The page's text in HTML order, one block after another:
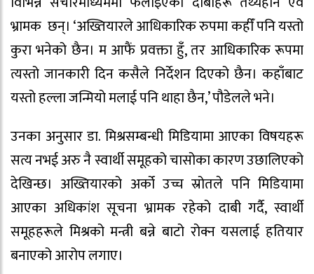
भ्रामक छन्। ‘अख्तियारले आधिकारिक रुपमा कहीँ पनि यस्तो
कुरा भनेको छैन। म आफैं प्रवक्ता हुँ, तर आधिकारिक रूपमा
त्यस्तो जानकारी दिन कसैले निर्देशन दिएको छैन। कहाँबाट
यस्तो हल्ला जन्मियो मलाई पनि थाहा छैन,’ पौडेलले भने।
उनका अनुसार डा. मिश्रसम्बन्धी मिडियामा आएका विषयहरू
सत्य नभई अरु नै स्वार्थी समूहको चासोका कारण उछालिएको
देखिन्छ। अख्तियारको अर्को उच्च स्रोतले पनि मिडियामा
आएका अधिकांश सूचना भ्रामक रहेको दाबी गर्दै, स्वार्थी
समूहहरूले मिश्रको मन्त्री बन्ने बाटो रोक्न यसलाई हतियार
बनाएको आरोप लगाए।